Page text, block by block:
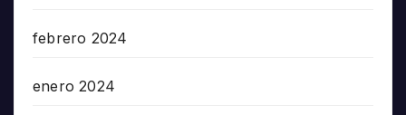
febrero 2024
enero 2024